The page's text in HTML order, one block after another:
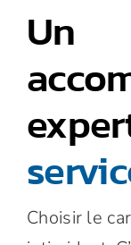
Un
Choisir le